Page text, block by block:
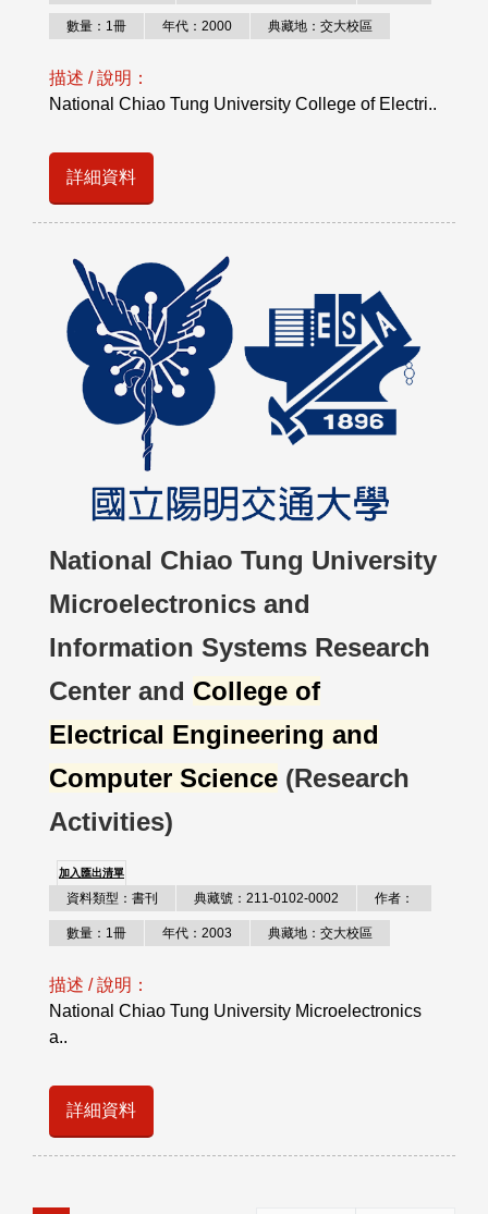
數量：1冊 年代：2000 典藏地：交大校區
描述 / 說明：
National Chiao Tung University College of Electri..
詳細資料
National Chiao Tung University
Microelectronics and
Information Systems Research
Center and College of
Electrical Engineering and
Computer Science (Research
Activities)
加入匯出清單
資料類型：書刊 典藏號：211-0102-0002 作者：
數量：1冊 年代：2003 典藏地：交大校區
描述 / 說明：
National Chiao Tung University Microelectronics
a..
詳細資料